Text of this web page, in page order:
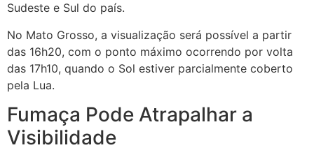
Sudeste e Sul do país.
No Mato Grosso, a visualização será possível a partir
das 16h20, com o ponto máximo ocorrendo por volta
das 17h10, quando o Sol estiver parcialmente coberto
pela Lua.
Fumaça Pode Atrapalhar a
Visibilidade